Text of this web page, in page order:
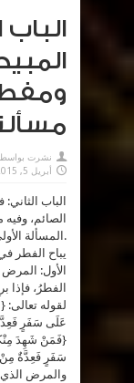
الباب
نشرت
أبريل 5, 2015
الباب
الصائم، وفيه
.المسألة
يباح الفطر
الأول:
الفطرُ، فإذا
لقوله تعالى:
{فَمَنْ شَهِدَ
سَفَرٍ فَعِدَّةٌ مِنْ
والمرض